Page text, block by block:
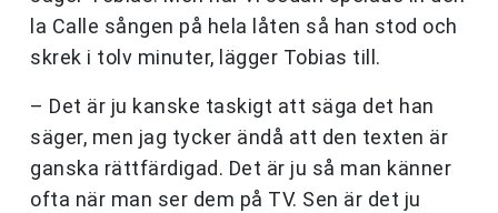
la Calle sången på hela låten så han stod och
skrek i tolv minuter, lägger Tobias till.
– Det är ju kanske taskigt att säga det han
säger, men jag tycker ändå att den texten är
ganska rättfärdigad. Det är ju så man känner
ofta när man ser dem på TV. Sen är det ju